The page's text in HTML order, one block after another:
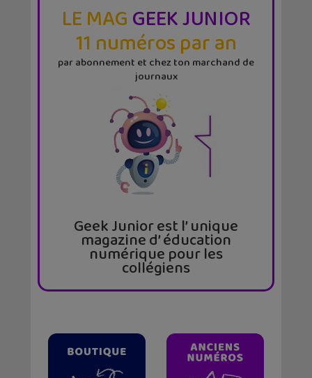
LE MAGGEEK JUNIOR
11 numéros par an
par abonnement et chez ton marchand de
journaux
Geek Junior est l’ unique
magazine d’ éducation
numérique pour les
collégiens